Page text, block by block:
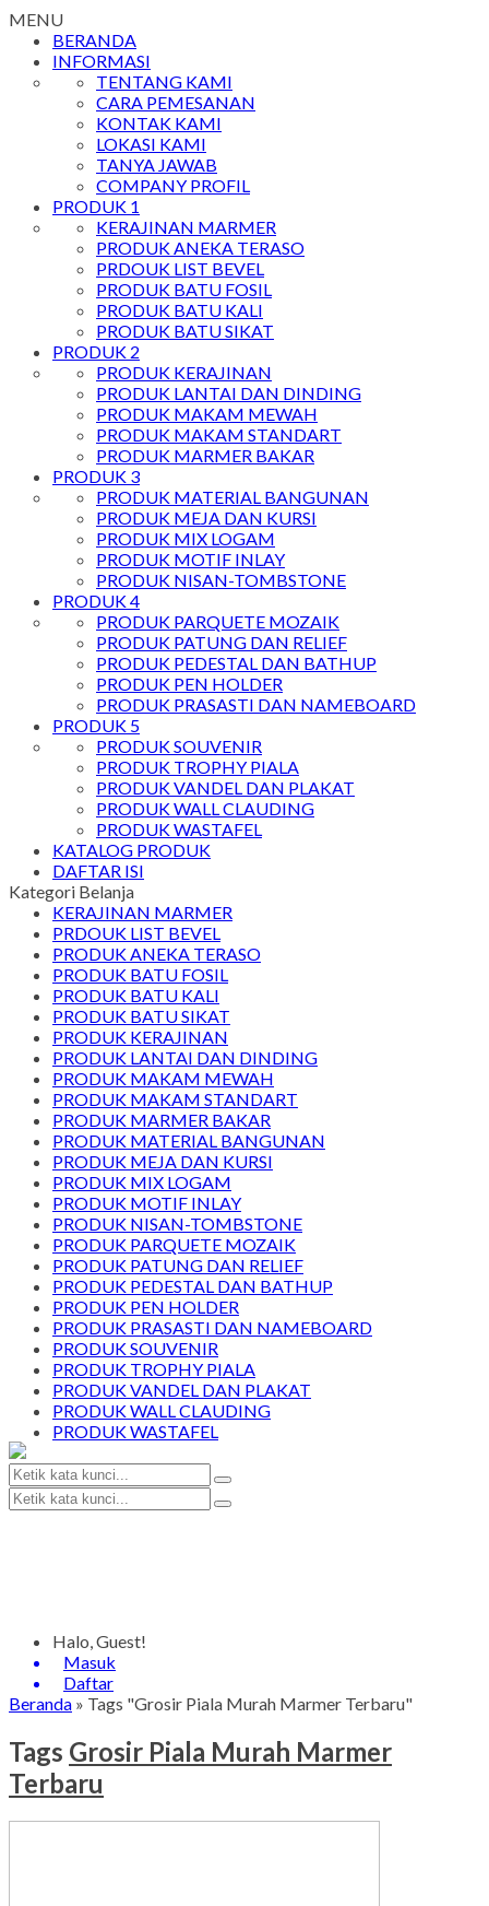
MENU
BERANDA
INFORMASI
TENTANG KAMI
CARA PEMESANAN
KONTAK KAMI
LOKASI KAMI
TANYA JAWAB
COMPANY PROFIL
PRODUK 1
KERAJINAN MARMER
PRODUK ANEKA TERASO
PRDOUK LIST BEVEL
PRODUK BATU FOSIL
PRODUK BATU KALI
PRODUK BATU SIKAT
PRODUK 2
PRODUK KERAJINAN
PRODUK LANTAI DAN DINDING
PRODUK MAKAM MEWAH
PRODUK MAKAM STANDART
PRODUK MARMER BAKAR
PRODUK 3
PRODUK MATERIAL BANGUNAN
PRODUK MEJA DAN KURSI
PRODUK MIX LOGAM
PRODUK MOTIF INLAY
PRODUK NISAN-TOMBSTONE
PRODUK 4
PRODUK PARQUETE MOZAIK
PRODUK PATUNG DAN RELIEF
PRODUK PEDESTAL DAN BATHUP
PRODUK PEN HOLDER
PRODUK PRASASTI DAN NAMEBOARD
PRODUK 5
PRODUK SOUVENIR
PRODUK TROPHY PIALA
PRODUK VANDEL DAN PLAKAT
PRODUK WALL CLAUDING
PRODUK WASTAFEL
KATALOG PRODUK
DAFTAR ISI
Kategori Belanja
KERAJINAN MARMER
PRDOUK LIST BEVEL
PRODUK ANEKA TERASO
PRODUK BATU FOSIL
PRODUK BATU KALI
PRODUK BATU SIKAT
PRODUK KERAJINAN
PRODUK LANTAI DAN DINDING
PRODUK MAKAM MEWAH
PRODUK MAKAM STANDART
PRODUK MARMER BAKAR
PRODUK MATERIAL BANGUNAN
PRODUK MEJA DAN KURSI
PRODUK MIX LOGAM
PRODUK MOTIF INLAY
PRODUK NISAN-TOMBSTONE
PRODUK PARQUETE MOZAIK
PRODUK PATUNG DAN RELIEF
PRODUK PEDESTAL DAN BATHUP
PRODUK PEN HOLDER
PRODUK PRASASTI DAN NAMEBOARD
PRODUK SOUVENIR
PRODUK TROPHY PIALA
PRODUK VANDEL DAN PLAKAT
PRODUK WALL CLAUDING
PRODUK WASTAFEL
Halo, Guest!
Masuk
Daftar
Beranda » Tags "Grosir Piala Murah Marmer Terbaru"
Tags Grosir Piala Murah Marmer
Terbaru